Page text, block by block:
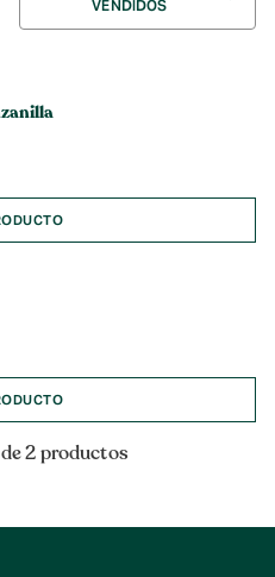
por
VENDIDOS
2 productos